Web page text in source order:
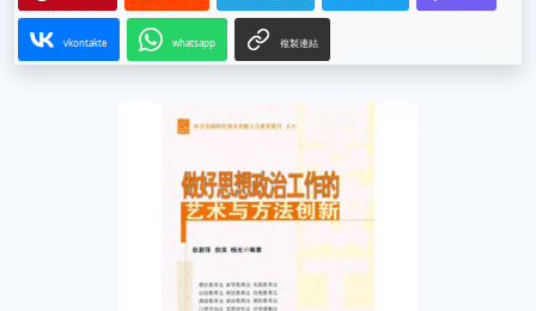
vkontakte whatsapp 複製連結